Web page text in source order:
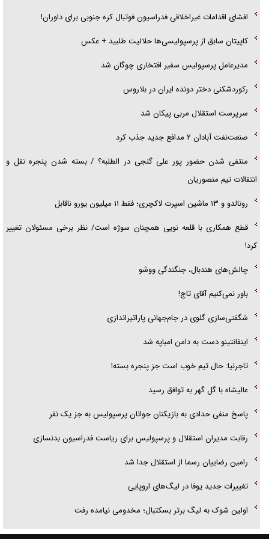
گزارش «جوان» از قوانین سخت‌گیرانه ۶ قاره در برابر یورش به پاسگاه‌های
افشای اقدامات غیراخلاقی فدراسیون فوتبال کره جنوبی برای داوران!
کاپیتان سابق از پرسپولیسی‌ها حلالیت طلبید + عکس
مدیرعامل پرسپولیس سفیر افتخاری چوگان شد
رکوردشکنی دختر دونده ایران در بلاروس
سرپرست استقلال مربی پیکان شد
صنعت‌نفت آبادان ۲ مدافع جدید جذب کرد
منتفی شدن حضور پور علی گنجی در الطلبه؟ / بسته شدن پنجره نقل و
انتقالات تیم منصوریان
رونالدو و ۱۳ ماشین اسپرت لاکچری؛ فقط ۱۱ میلیون یورو ناقابل
قطع همکاری با قلعه نویی همچنان سوژه است/ نظر برخی مسئولان تغییر
کرد!
چالش‌های هندبال، جنگندگی ووشو
باور نمی‌کنیم آقای تاج!
شگفتی‌سازی گلوی در جام‌جهانی پاراتیراندازی
اینفانتینو دست به دامن امباپه شد
تاجرنیا: حال تیم خوب است جز پنجره بسته!
عالیشاه با گل گهر به توافق رسید
پاسخ منفی حدادی به بازیکنان جوانان پرسپولیس به جز یک نفر
رقابت مدیران استقلال و پرسپولیس برای ریاست فدراسیون بدنسازی
رامین رضاییان رسما از استقلال جدا شد
تغییرات جدید یوفا در لیگ‌های اروپایی
اولین شوک به لیگ برتر بسکتبال؛ مخدومی نیامده رفت